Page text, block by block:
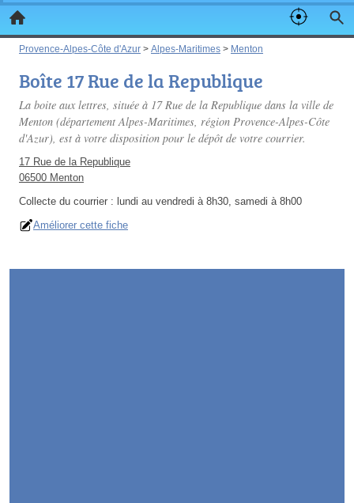
Provence-Alpes-Côte d'Azur > Alpes-Maritimes > Menton
Boîte 17 Rue de la Republique
La boite aux lettres, située à 17 Rue de la Republique dans la ville de
Menton (département Alpes-Maritimes, région Provence-Alpes-Côte
d'Azur), est à votre disposition pour le dépôt de votre courrier.
17 Rue de la Republique
06500 Menton
Collecte du courrier : lundi au vendredi à 8h30, samedi à 8h00
Améliorer cette fiche